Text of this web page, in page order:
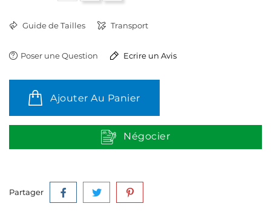
Guide de Tailles Transport
Poser une Question Ecrire un Avis
Ajouter Au Panier
Négocier
Partager